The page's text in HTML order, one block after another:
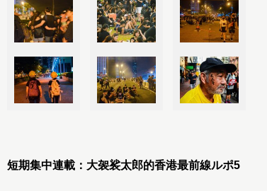
短期集中連載：大袈裟太郎的香港最前線ルポ5